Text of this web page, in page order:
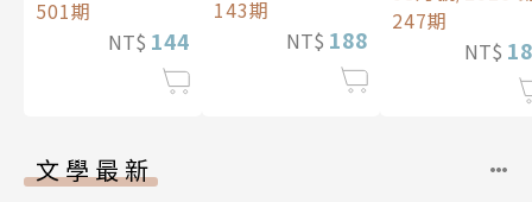
501期
NT$ 144
143期
NT$ 188
247期
NT$
文學最新